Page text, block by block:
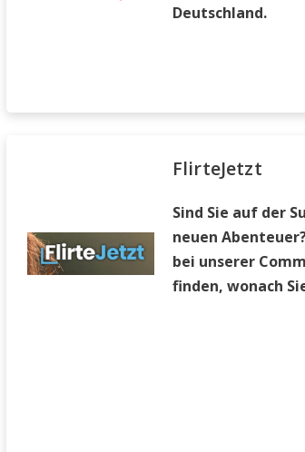
Deutschland.
FlirteJetzt
Sind Sie auf der
neuen
bei unserer
finden, wonach